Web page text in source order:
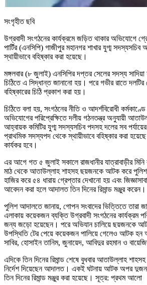
সংগৃহীত ছবি
উগ্রবাদী সংগঠনের কার্যক্রমে জড়িত থাকার অভিযোগে
পার্টির (এনসিপি) গাজীপুর মহানগর শাখার যুগ্ম
স্থায়ীভাবে বহিষ্কার করা হয়েছে।
মঙ্গলবার (৮ জুলাই) এনসিপির দপ্তর সেলের সদস্য সাদিয়া
চিঠিতে এ সিদ্ধান্ত জানানো হয়। পরে গভীর রাতে
বহিষ্কারের চিঠি প্রকাশ করা হয়।
চিঠিতে বলা হয়, সংগঠনের নীতি ও আদর্শবিরোধী
অভিযোগের পরিপ্রেক্ষিতে দলীয় গঠনতন্ত্র অনুযায়ী
আহ্বায়ক কমিটির যুগ্ম সদস্যসচিব পদসহ দলের সব
প্রাথমিক সদস্যপদ থেকে স্থায়ীভাবে বহিষ্কার করা
কার্যকর হবে।
এর আগে গত ৫ জুলাই সকালে রাজধানীর যাত্রাবাড়ীর মিনি
মাঠ থেকে আতাউল্লাহ শাহসহ ছয়জনকে আটক করে
হাজির করে ৫৪ ধারায় গ্রেপ্তার দেখানো হয় এবং
আবেদন করা হলে আদালত তিন দিনের রিমান্ড মঞ্জুর করেন।
পুলিশ আদালতে জানায়, গোপন সংবাদের ভিত্তিতে তারা
এলাকায় কয়েকজন ব্যক্তি উগ্রবাদী সংগঠনের কার্যক্রম
জন্য জড়ো হয়েছেন। পরে অভিযান চালিয়ে ছয়জনকে
উপস্থিতি টের পেয়ে কয়েকজন পালিয়ে গেলেও আটক
সাবির, হোসাইন তানিম, জুনায়েদ, আবিদুর রহমান ও
এদিকে তিন দিনের রিমান্ড শেষে বুধবার আতাউল্লাহ শাহসহ
নির্দেশ দিয়েছেন আদালত। একই ঘটনায় আটক অপর
তিন দিনের রিমান্ড মঞ্জুর করা হয়েছে। সূত্র: প্রথম আলো